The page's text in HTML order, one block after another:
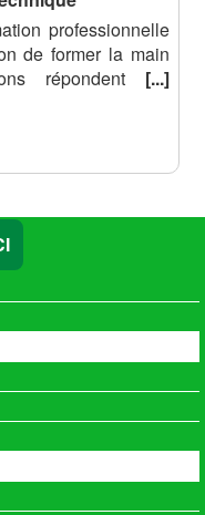
professionnelle
de former la main
répondent [...]